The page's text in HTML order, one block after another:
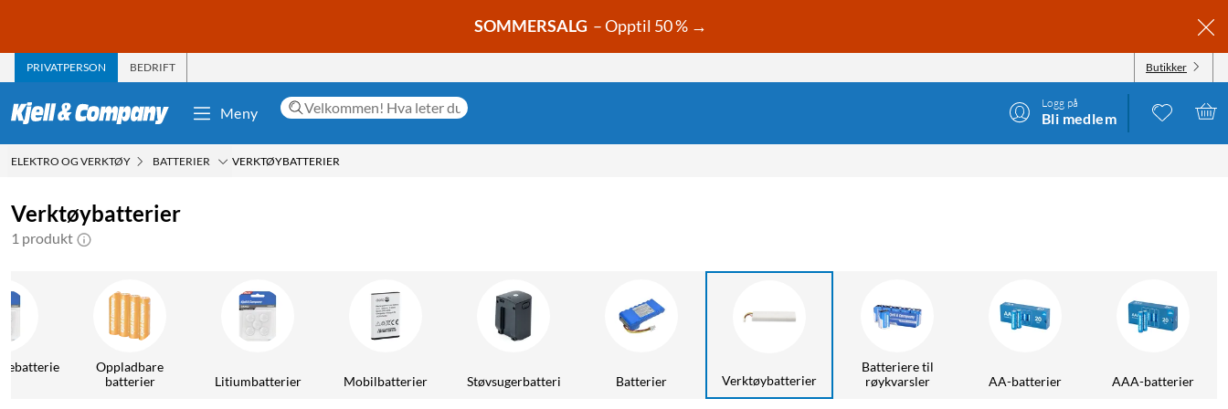
SOMMERSALG – Opptil 50 % →
PRIVATPERSON BEDRIFT Butikker
Meny
Logg på
Bli medlem
ELEKTRO OG VERKTØY BATTERIER VERKTØYBATTERIER
Verktøybatterier
1 produkt
Oppladbare
batterier
Litiumbatterier Mobilbatterier Støvsugerbatteri Batterier Verktøybatterier
Batteriere til
røykvarsler
AA-batterier AAA-batterier